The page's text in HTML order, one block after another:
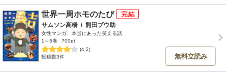
世界一周ホモのたび
サムソン高橋 / 熊田プウ助
女性マンガ、本当にあった笑える話
1～5巻
700pt
(4.3)
投稿数3件
無料立読み